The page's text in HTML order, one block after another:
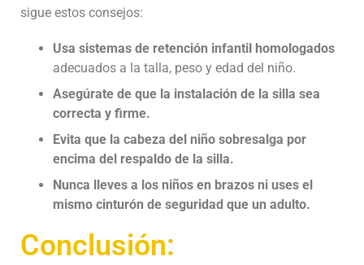
sigue estos consejos:
Usa sistemas de retención infantil homologados
adecuados a la talla, peso y edad del niño.
Asegúrate de que la instalación de la silla sea
correcta y firme.
Evita que la cabeza del niño sobresalga por
encima del respaldo de la silla.
Nunca lleves a los niños en brazos ni uses el
mismo cinturón de seguridad que un adulto.
Conclusión: